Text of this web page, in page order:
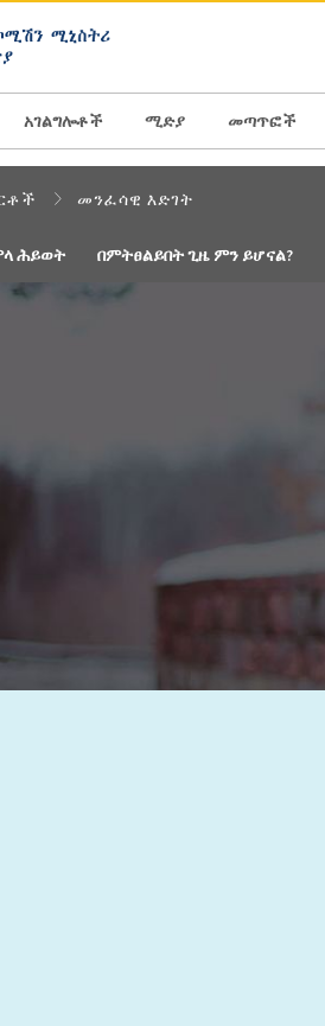
ASIA EUROPE
አገልግሎቶች ሚድያ መጣጥፎች
መንፈሳዊ እድገት
ሕይወት በምትፀልይበት ጊዜ ምን ይሆናል?